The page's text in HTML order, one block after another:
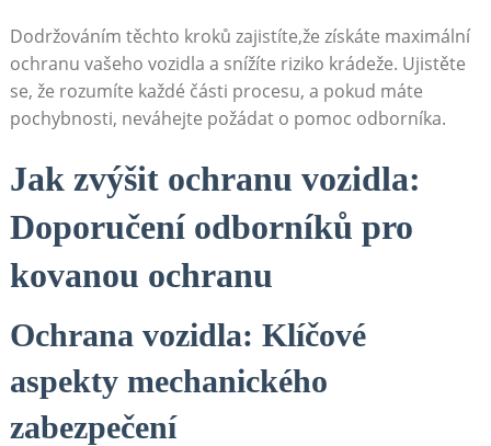
Dodržováním těchto kroků zajistíte,že získáte maximální
ochranu vašeho vozidla a snížíte riziko krádeže. Ujistěte
se, že rozumíte každé části procesu, a pokud máte
pochybnosti, neváhejte požádat o pomoc odborníka.
Jak zvýšit ochranu vozidla:
Doporučení odborníků pro
kovanou ochranu
Ochrana vozidla: Klíčové
aspekty mechanického
zabezpečení